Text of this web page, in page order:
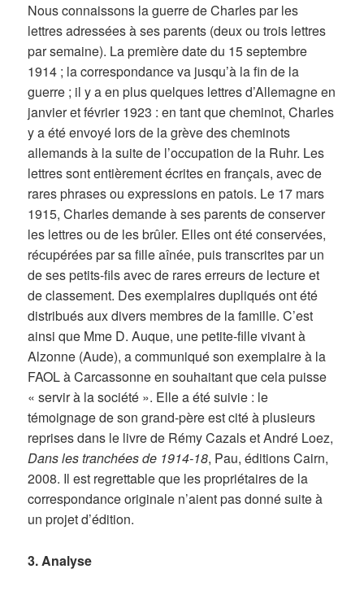
Nous connaissons la guerre de Charles par les
lettres adressées à ses parents (deux ou trois lettres
par semaine). La première date du 15 septembre
1914 ; la correspondance va jusqu’à la fin de la
guerre ; il y a en plus quelques lettres d’Allemagne en
janvier et février 1923 : en tant que cheminot, Charles
y a été envoyé lors de la grève des cheminots
allemands à la suite de l’occupation de la Ruhr. Les
lettres sont entièrement écrites en français, avec de
rares phrases ou expressions en patois. Le 17 mars
1915, Charles demande à ses parents de conserver
les lettres ou de les brûler. Elles ont été conservées,
récupérées par sa fille aînée, puis transcrites par un
de ses petits-fils avec de rares erreurs de lecture et
de classement. Des exemplaires dupliqués ont été
distribués aux divers membres de la famille. C’est
ainsi que Mme D. Auque, une petite-fille vivant à
Alzonne (Aude), a communiqué son exemplaire à la
FAOL à Carcassonne en souhaitant que cela puisse
« servir à la société ». Elle a été suivie : le
témoignage de son grand-père est cité à plusieurs
reprises dans le livre de Rémy Cazals et André Loez,
Dans les tranchées de 1914-18, Pau, éditions Cairn,
2008. Il est regrettable que les propriétaires de la
correspondance originale n’aient pas donné suite à
un projet d’édition.
3. Analyse